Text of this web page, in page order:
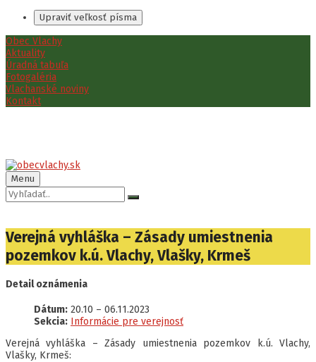
Upraviť veľkosť písma
Preskočiť
na
obsah
Preskočiť
na
ľavý
panel
Preskočiť
na
pätičku
Obec Vlachy
Aktuality
Úradná tabuľa
Fotogaléria
Vlachanské noviny
Kontakt
Menu
Vyhľadávanie:
Verejná vyhláška – Zásady umiestnenia
pozemkov k.ú. Vlachy, Vlašky, Krmeš
Detail oznámenia
Dátum: 20.10 – 06.11.2023
Sekcia: Informácie pre verejnosť
Verejná vyhláška – Zásady umiestnenia pozemkov k.ú. Vlachy,
Vlašky, Krmeš: